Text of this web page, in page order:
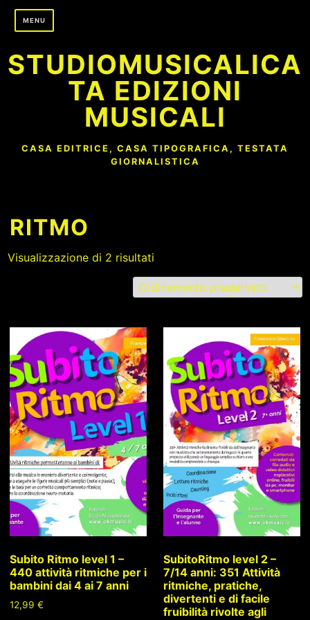
Skip
MENU
STUDIOMUSICALICA
TA EDIZIONI
MUSICALI
CASA EDITRICE, CASA TIPOGRAFICA, TESTATA
GIORNALISTICA
RITMO
Visualizzazione di 2 risultati
Subito Ritmo level 1 –
440 attività ritmiche per i
bambini dai 4 ai 7 anni
12,99€
SubitoRitmo level 2 –
7/14 anni: 351 Attività
ritmiche, pratiche,
divertenti e di facile
fruibilità rivolte agli